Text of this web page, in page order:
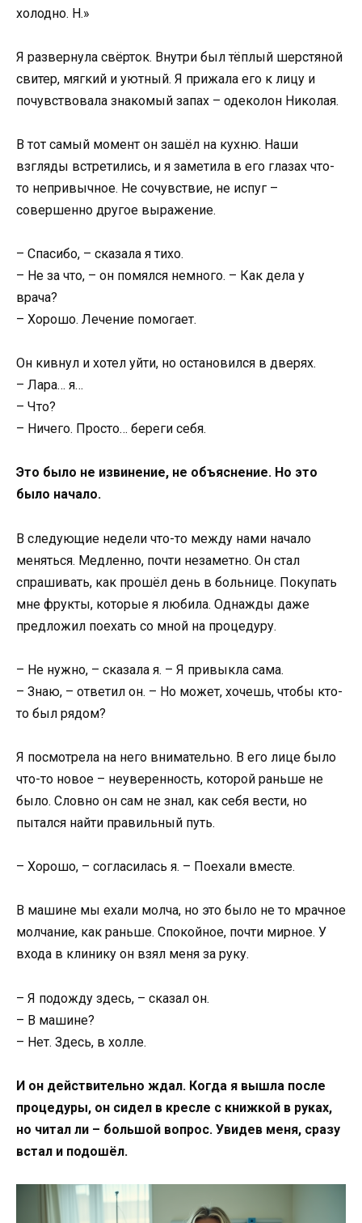
холодно. Н.»
Я развернула свёрток. Внутри был тёплый шерстяной
свитер, мягкий и уютный. Я прижала его к лицу и
почувствовала знакомый запах – одеколон Николая.
В тот самый момент он зашёл на кухню. Наши
взгляды встретились, и я заметила в его глазах что-
то непривычное. Не сочувствие, не испуг –
совершенно другое выражение.
– Спасибо, – сказала я тихо.
– Не за что, – он помялся немного. – Как дела у
врача?
– Хорошо. Лечение помогает.
Он кивнул и хотел уйти, но остановился в дверях.
– Лара… я…
– Что?
– Ничего. Просто… береги себя.
Это было не извинение, не объяснение. Но это
было начало.
В следующие недели что-то между нами начало
меняться. Медленно, почти незаметно. Он стал
спрашивать, как прошёл день в больнице. Покупать
мне фрукты, которые я любила. Однажды даже
предложил поехать со мной на процедуру.
– Не нужно, – сказала я. – Я привыкла сама.
– Знаю, – ответил он. – Но может, хочешь, чтобы кто-
то был рядом?
Я посмотрела на него внимательно. В его лице было
что-то новое – неуверенность, которой раньше не
было. Словно он сам не знал, как себя вести, но
пытался найти правильный путь.
– Хорошо, – согласилась я. – Поехали вместе.
В машине мы ехали молча, но это было не то мрачное
молчание, как раньше. Спокойное, почти мирное. У
входа в клинику он взял меня за руку.
– Я подожду здесь, – сказал он.
– В машине?
– Нет. Здесь, в холле.
И он действительно ждал. Когда я вышла после
процедуры, он сидел в кресле с книжкой в руках,
но читал ли – большой вопрос. Увидев меня, сразу
встал и подошёл.